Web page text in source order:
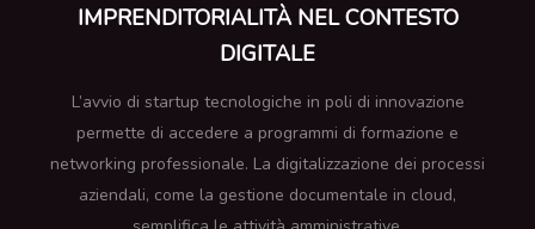
IMPRENDITORIALITÀ NEL CONTESTO
DIGITALE
L’avvio di startup tecnologiche in poli di innovazione
permette di accedere a programmi di formazione e
networking professionale. La digitalizzazione dei processi
aziendali, come la gestione documentale in cloud,